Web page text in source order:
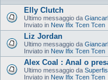
Elly Clutch
Ultimo messaggio da
Inviato in New Ifix Tcen Tcen
Liz Jordan
Ultimo messaggio da
Inviato in New Ifix Tcen Tcen
Alex Coal : Anal o
Ultimo messaggio da
Inviato in New Ifix Tcen Tcen